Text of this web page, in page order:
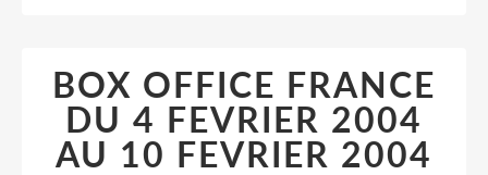
BOX OFFICE FRANCE
DU 4 FEVRIER 2004
AU 10 FEVRIER 2004